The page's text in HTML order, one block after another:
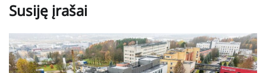
Susiję įrašai